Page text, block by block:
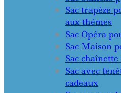
Sac trapèze
aux thèmes
Sac Opéra
Sac Maison
Sac
Sac avec
cadeaux